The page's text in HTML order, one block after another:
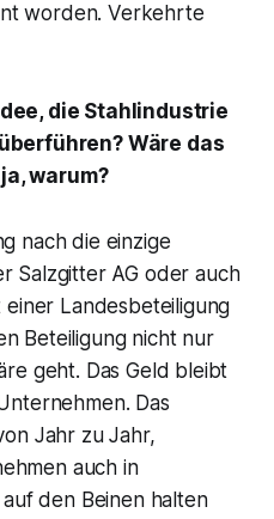
worden. Verkehrte
die Stahlindustrie
Wäre das
warum?
nach die einzige
Salzgitter AG oder auch
einer Landesbeteiligung
Beteiligung nicht nur
geht. Das Geld bleibt
Das
Jahr zu Jahr,
auch in
den Beinen halten